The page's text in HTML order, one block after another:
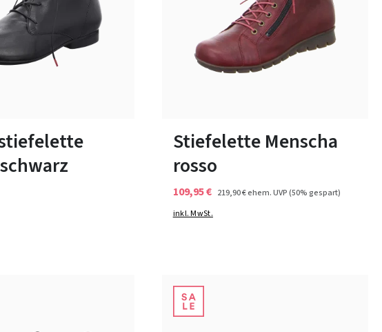
Stiefelette Menscha
rosso
109,95 € 219,90 €ehem. UVP(50% gespart)
inkl. MwSt.